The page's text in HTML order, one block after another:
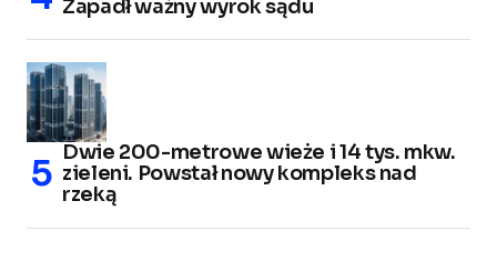
Zapadł ważny wyrok sądu
Dwie 200-metrowe wieże i 14 tys. mkw.
zieleni. Powstał nowy kompleks nad
rzeką